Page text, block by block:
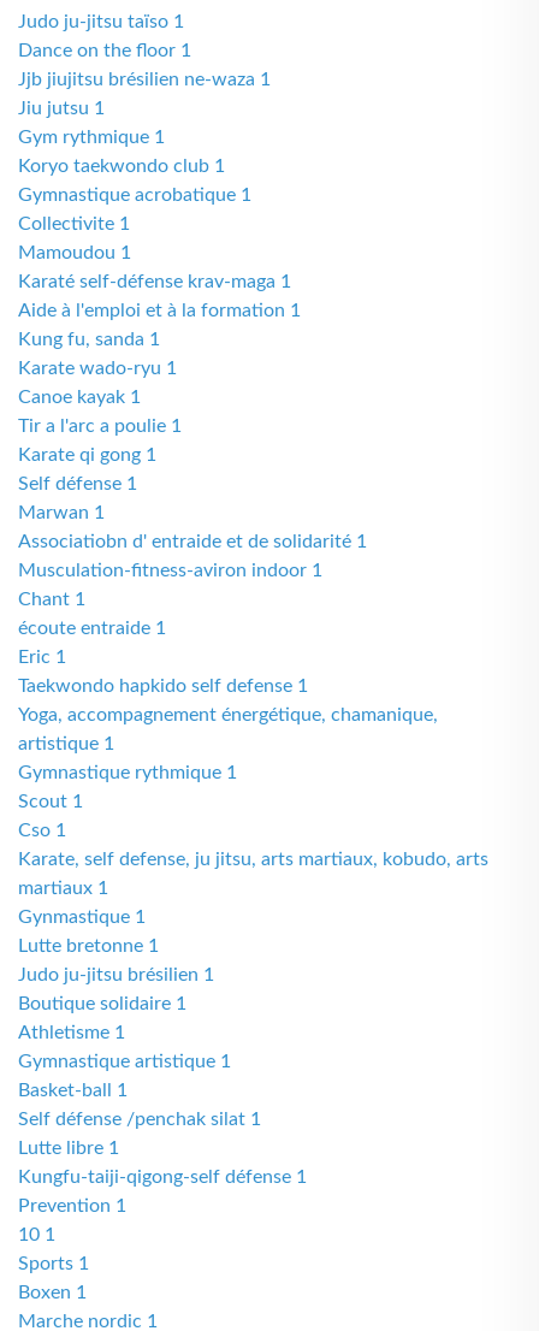
Judo ju-jitsu taïso 1
Dance on the floor 1
Jjb jiujitsu brésilien ne-waza 1
Jiu jutsu 1
Gym rythmique 1
Koryo taekwondo club 1
Gymnastique acrobatique 1
Collectivite 1
Mamoudou 1
Karaté self-défense krav-maga 1
Aide à l'emploi et à la formation 1
Kung fu, sanda 1
Karate wado-ryu 1
Canoe kayak 1
Tir a l'arc a poulie 1
Karate qi gong 1
Self défense 1
Marwan 1
Associatiobn d' entraide et de solidarité 1
Musculation-fitness-aviron indoor 1
Chant 1
écoute entraide 1
Eric 1
Taekwondo hapkido self defense 1
Yoga, accompagnement énergétique, chamanique,
artistique 1
Gymnastique rythmique 1
Scout 1
Cso 1
Karate, self defense, ju jitsu, arts martiaux, kobudo, arts
martiaux 1
Gynmastique 1
Lutte bretonne 1
Judo ju-jitsu brésilien 1
Boutique solidaire 1
Athletisme 1
Gymnastique artistique 1
Basket-ball 1
Self défense /penchak silat 1
Lutte libre 1
Kungfu-taiji-qigong-self défense 1
Prevention 1
10 1
Sports 1
Boxen 1
Marche nordic 1